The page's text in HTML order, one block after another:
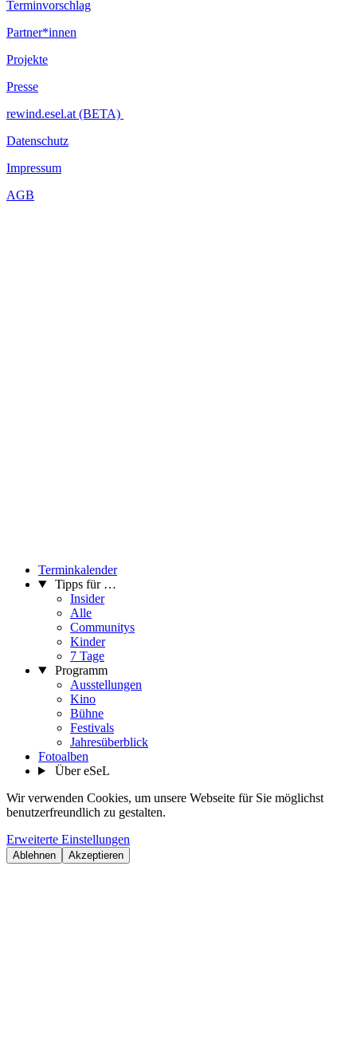
Terminvorschlag
Partner*innen
Projekte
Presse
rewind.esel.at (BETA)
Datenschutz
Impressum
AGB
Terminkalender
Tipps für …
Insider
Alle
Communitys
Kinder
7 Tage
Programm
Ausstellungen
Kino
Bühne
Festivals
Jahresüberblick
Fotoalben
Über eSeL
Wir verwenden Cookies, um unsere Webseite für Sie möglichst
benutzerfreundlich zu gestalten.
Erweiterte Einstellungen
Ablehnen Akzeptieren